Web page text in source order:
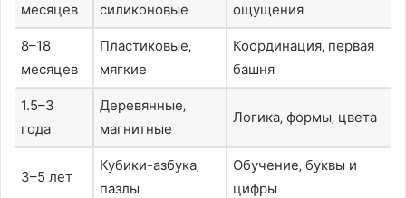
месяцев
силиконовые
ощущения
8–18
месяцев
Пластиковые‚
мягкие
Координация‚ первая
башня
1.5–3
года
Деревянные‚
магнитные
Логика‚ формы‚ цвета
3–5 лет
Кубики-азбука‚
пазлы
Обучение‚ буквы и
цифры